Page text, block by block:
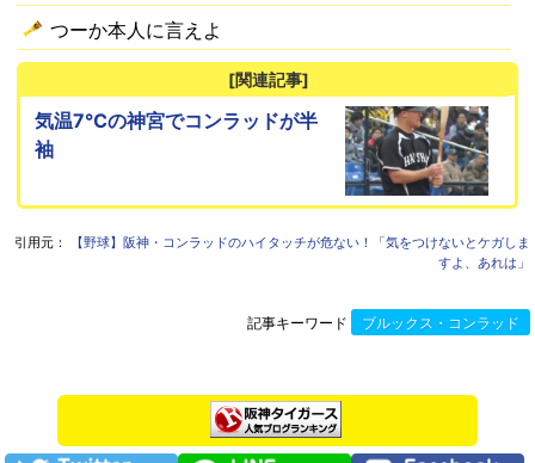
つーか本人に言えよ
[関連記事]
気温7℃の神宮でコンラッドが半
袖
引用元：
【野球】阪神・コンラッドのハイタッチが危ない！「気をつけないとケガしま
すよ、あれは」
記事キーワード ブルックス・コンラッド